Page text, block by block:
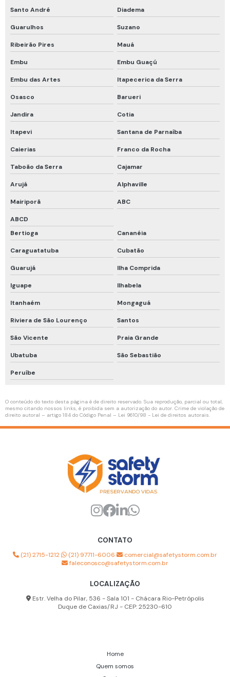
Vestimenta de bombeiro
Cadastro de espaço confinado
Calibração rbc
Calibração rbc e rastreável
Cilindro calibração 4 gases
Curso de detecção de gases
Curso de proteção respiratória
Empatamento de mangueiras
Inspeção em compressores de ar
Kit calibração com cilindro 4 gases
Linha de vida horizontal temporária
Linha de vida temporária
Mangueira de ar respirável
Manutenção de compressor de ar
Teste de qualidade do ar
Treinamento de proteção respiratória
Roupa de aproximação para combate a incêndio
Inspeção de conjunto autônomo
Higienização de conjunto autônomo
Empatamento de mangueiras de ar respirável
Higienização de máscara semi facial
Analisador de poeira
Analisador partículas de poeira
Aparelho multigás espaço confinado
Capuz de proteção respiratória
Capuz para ar comprimido
Capuz para sistema de ar respirável
Santo André Diadema
Guarulhos Suzano
Ribeirão Pires Mauá
Embu Embu Guaçú
Embu das Artes Itapecerica da Serra
Osasco Barueri
Jandira Cotia
Itapevi Santana de Parnaíba
Caierias Franco da Rocha
Taboão da Serra Cajamar
Arujá Alphaville
Mairiporã ABC
ABCD
Bertioga
Cananéia
Caraguatatuba Cubatão
Guarujá Ilha Comprida
Iguape Ilhabela
Itanhaém Mongaguá
Riviera de São Lourenço Santos
São Vicente Praia Grande
Ubatuba São Sebastião
Peruíbe
O conteúdo do texto desta página é de direito reservado. Sua reprodução, parcial ou total,
mesmo citando nossos links, é proibida sem a autorização do autor. Crime de violação de
direito autoral – artigo 184 do Código Penal – Lei 9610/98 - Lei de direitos autorais.
CONTATO
(21) 2715-1212 (21) 97711-6006
comercial@safetystorm.com.br
faleconosco@safetystorm.com.br
LOCALIZAÇÃO
Estr. Velha do Pilar, 536 - Sala 101 - Chácara Rio-Petrópolis
Duque de Caxias/RJ - CEP: 25230-610
Home
Quem somos